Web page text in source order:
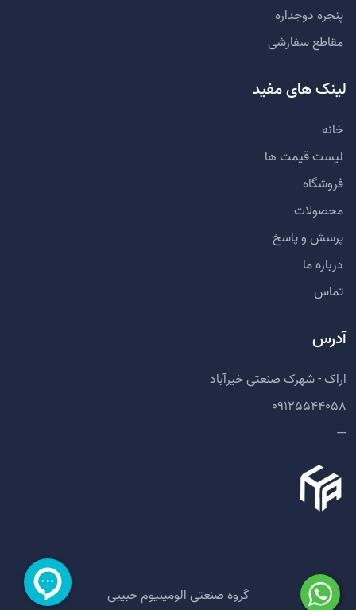
پنجره دوجداره
مقاطع سفارشی
لینک های مفید
خانه
لیست قیمت ها
فروشگاه
محصولات
پرسش و پاسخ
درباره ما
تماس
آدرس
اراک - شهرک صنعتی خیرآباد
09125544058
---
گروه صنعتی الومینیوم حبیبی